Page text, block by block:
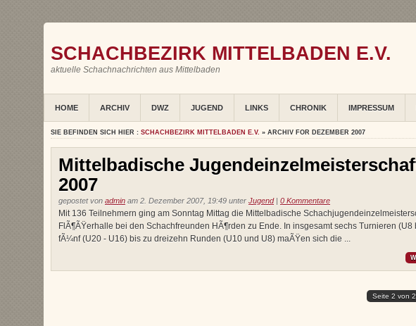
SCHACHBEZIRK MITTELBADEN E.V.
aktuelle Schachnachrichten aus Mittelbaden
HOME ARCHIV DWZ JUGEND LINKS CHRONIK IMPRESSUM
SIE BEFINDEN SICH HIER : SCHACHBEZIRK MITTELBADEN E.V. » ARCHIV FOR DEZEMBER 2007
Mittelbadische
2007
gepostet von admin am 2. Dezember 2007, 19:49 unter Jugend| 0 Kommentare
Mit 136 Teilnehmern ging am Sonntag Mittag die Mittelbadische
FlÃ¶ÃŸerhalle bei den Schachfreunden HÃ¶rden zu Ende. In insgesamt sechs Turnieren (U8
fÃ¼nf (U20 - U16) bis zu dreizehn Runden (U10 und U8) maÃŸen sich die ...
Seite 2 von